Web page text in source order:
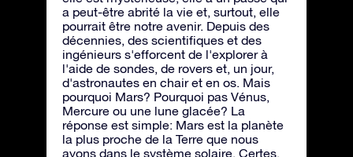
a peut-être abrité la vie et, surtout, elle
pourrait être notre avenir. Depuis des
décennies, des scientifiques et des
ingénieurs s'efforcent de l'explorer à
l'aide de sondes, de rovers et, un jour,
d'astronautes en chair et en os. Mais
pourquoi Mars? Pourquoi pas Vénus,
Mercure ou une lune glacée? La
réponse est simple: Mars est la planète
la plus proche de la Terre que nous
ayons dans le système solaire. Certes,